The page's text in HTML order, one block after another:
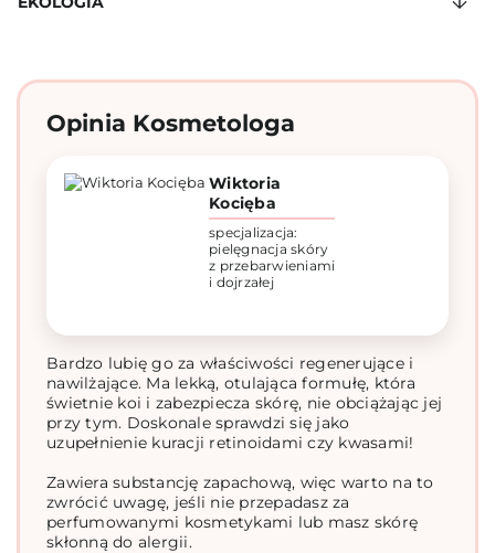
Opinia Kosmetologa
Wiktoria
Kocięba
specjalizacja:
pielęgnacja skóry
z przebarwieniami
i dojrzałej
Bardzo lubię go za właściwości regenerujące i
nawilżające. Ma lekką, otulająca formułę, która
świetnie koi i zabezpiecza skórę, nie obciążając jej
przy tym. Doskonale sprawdzi się jako
uzupełnienie kuracji retinoidami czy kwasami!
Zawiera substancję zapachową, więc warto na to
zwrócić uwagę, jeśli nie przepadasz za
perfumowanymi kosmetykami lub masz skórę
skłonną do alergii.